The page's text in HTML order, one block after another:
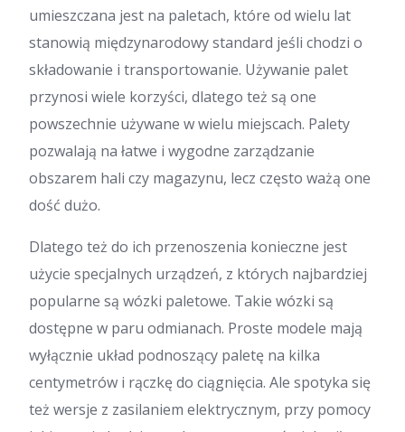
umieszczana jest na paletach, które od wielu lat
stanowią międzynarodowy standard jeśli chodzi o
składowanie i transportowanie. Używanie palet
przynosi wiele korzyści, dlatego też są one
powszechnie używane w wielu miejscach. Palety
pozwalają na łatwe i wygodne zarządzanie
obszarem hali czy magazynu, lecz często ważą one
dość dużo.
Dlatego też do ich przenoszenia konieczne jest
użycie specjalnych urządzeń, z których najbardziej
popularne są wózki paletowe. Takie wózki są
dostępne w paru odmianach. Proste modele mają
wyłącznie układ podnoszący paletę na kilka
centymetrów i rączkę do ciągnięcia. Ale spotyka się
też wersje z zasilaniem elektrycznym, przy pomocy